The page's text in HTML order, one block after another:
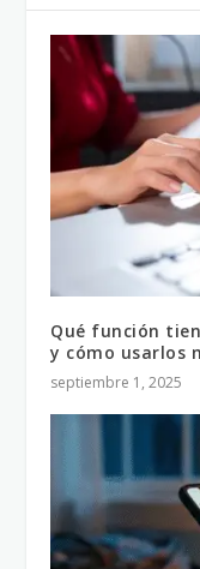
Qué función
y cómo usarlos
septiembre 1, 2025